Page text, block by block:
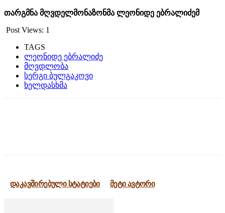
თარგმნა მღვდელმონაზონმა ლეონიდე ებრალიძემ
Post Views: 1
TAGS
ლეონიდე ებრალიძე
მღვდლობა
სერგი ბულგაკოვი
ხელდასხმა
დაკავშირებული სტატიები მეტი ავტორი